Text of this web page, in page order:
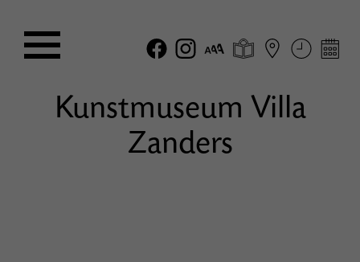
Kunstmuseum Villa
Zanders